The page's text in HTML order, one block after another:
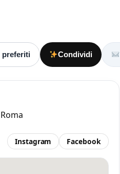
preferiti Condividi
Instagram Facebook